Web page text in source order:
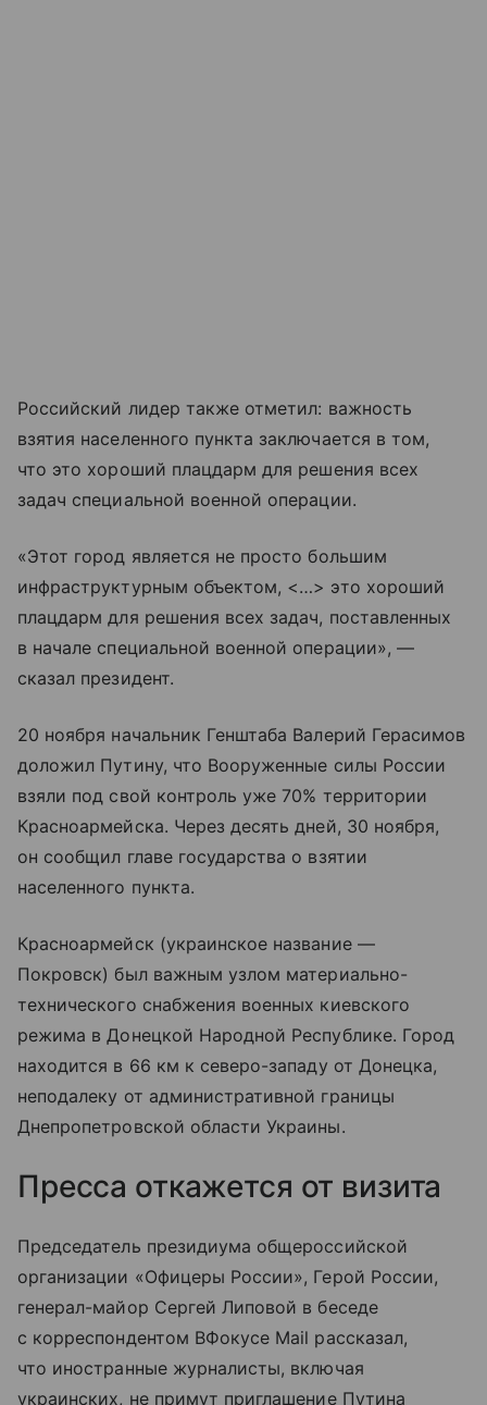
Российский лидер также отметил: важность
взятия населенного пункта заключается в том,
что это хороший плацдарм для решения всех
задач специальной военной операции.
«Этот город является не просто большим
инфраструктурным объектом, <…> это хороший
плацдарм для решения всех задач, поставленных
в начале специальной военной операции», —
сказал президент.
20 ноября начальник Генштаба Валерий Герасимов
доложил Путину, что Вооруженные силы России
взяли под свой контроль уже 70% территории
Красноармейска. Через десять дней, 30 ноября,
он сообщил главе государства о взятии
населенного пункта.
Красноармейск (украинское название —
Покровск) был важным узлом материально-
технического снабжения военных киевского
режима в Донецкой Народной Республике. Город
находится в 66 км к северо-западу от Донецка,
неподалеку от административной границы
Днепропетровской области Украины.
Пресса откажется от визита
Председатель президиума общероссийской
организации «Офицеры России», Герой России,
генерал-майор Сергей Липовой в беседе
с корреспондентом ВФокусе Mail рассказал,
что иностранные журналисты, включая
украинских, не примут приглашение Путина